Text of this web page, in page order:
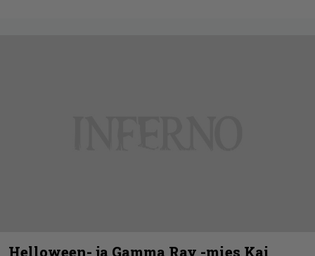
Helloween- ja Gamma Ray -mies Kai